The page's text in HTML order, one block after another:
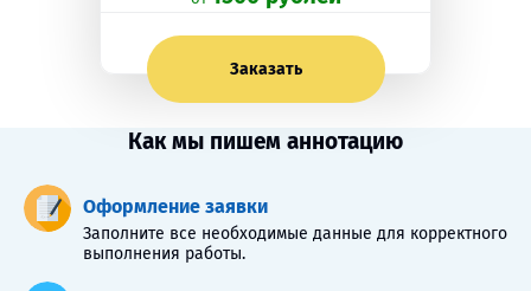
Заказать
Как мы пишем аннотацию
Оформление заявки
Заполните все необходимые данные для корректного
выполнения работы.